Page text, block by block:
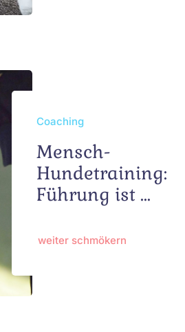
Coaching
Mensch-
Hundetraining:
Führung ist …
weiter schmökern